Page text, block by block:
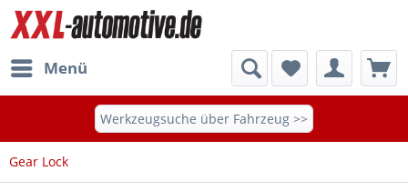
Menü
Werkzeugsuche über Fahrzeug >>
Gear Lock